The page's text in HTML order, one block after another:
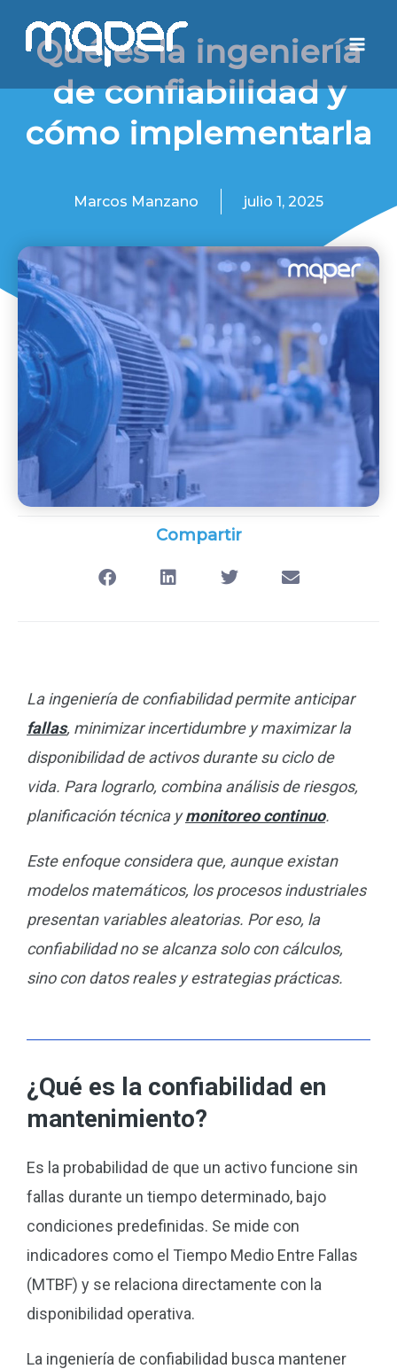
contenidoQué es la ingeniería
de confiabilidad y
cómo implementarla
Marcos Manzano julio 1, 2025
Compartir
La ingeniería de confiabilidad permite anticipar
fallas, minimizar incertidumbre y maximizar la
disponibilidad de activos durante su ciclo de
vida. Para lograrlo, combina análisis de riesgos,
planificación técnica ymonitoreo continuo.
Este enfoque considera que, aunque existan
modelos matemáticos, los procesos industriales
presentan variables aleatorias. Por eso, la
confiabilidad no se alcanza solo con cálculos,
sino con datos reales y estrategias prácticas.
¿Qué es la confiabilidad en
mantenimiento?
Es la probabilidad de que un activo funcione sin
fallas durante un tiempo determinado, bajo
condiciones predefinidas. Se mide con
indicadores como el Tiempo Medio Entre Fallas
(MTBF) y se relaciona directamente con la
disponibilidad operativa.
La ingeniería de confiabilidad busca mantener